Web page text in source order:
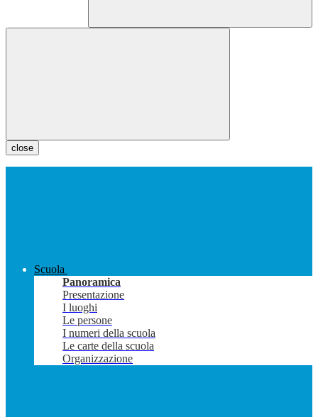
close
Scuola
Panoramica
Presentazione
I luoghi
Le persone
I numeri della scuola
Le carte della scuola
Organizzazione